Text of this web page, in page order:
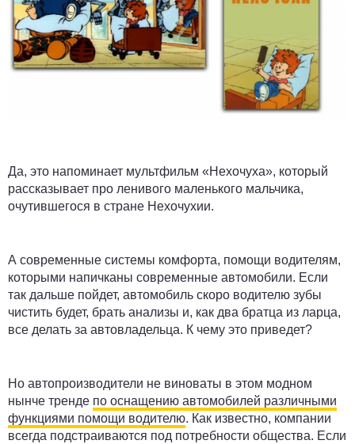
Да, это напоминает мультфильм «Нехочуха», который
рассказывает про ленивого маленького мальчика,
очутившегося в стране Нехочухии.
А современные системы комфорта, помощи водителям,
которыми напичканы современные автомобили. Если
так дальше пойдет, автомобиль скоро водителю зубы
чистить будет, брать анализы и, как два братца из ларца,
все делать за автовладельца. К чему это приведет?
Но автопроизводители не виноваты в этом модном
нынче тренде по оснащению автомобилей различными
функциями помощи водителю. Как известно, компании
всегда подстраиваются под потребности общества. Если